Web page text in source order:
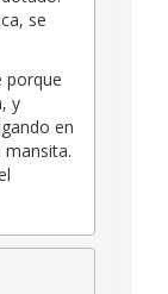
se
porque
y
en